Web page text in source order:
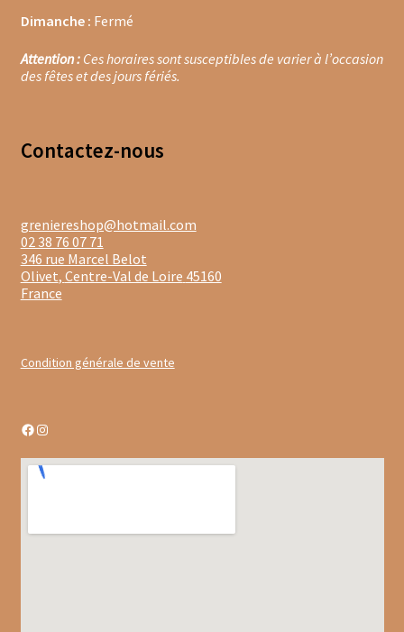
Gimber
Sirops
Gourmandises salées
Gâteaux apéritif
Insectes comestibles
Préparations repas
Gourmandises sucrées
Chocolats
Dimanche : Fermé
Attention :Ces horaires sont susceptibles de varier à l’occasion
des fêtes et des jours fériés.
Contactez-nous
greniereshop@hotmail.com
02 38 76 07 71
346 rue Marcel Belot
Olivet, Centre-Val de Loire 45160
France
Condition générale de vente
Facebook
Instagram